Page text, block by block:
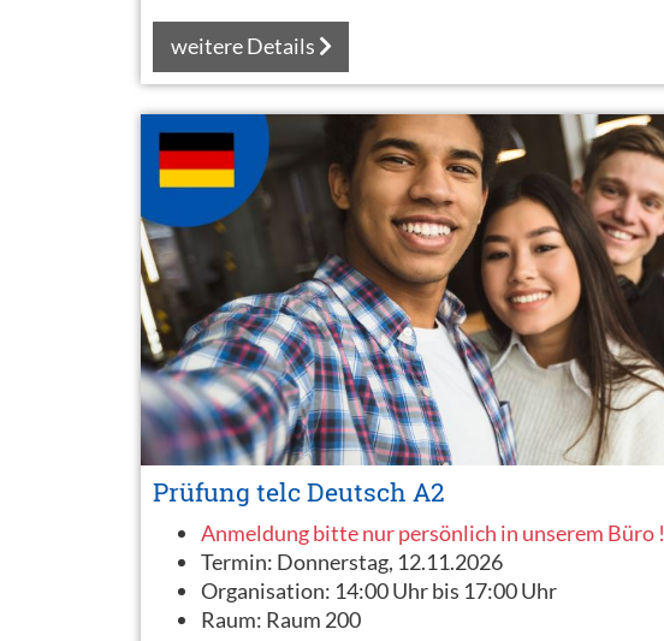
weitere Details
Prüfung telc Deutsch A2
Anmeldung bitte nur persönlich in unserem Büro !
Termin: Donnerstag, 12.11.2026
Organisation: 14:00 Uhr bis 17:00 Uhr
Raum: Raum 200